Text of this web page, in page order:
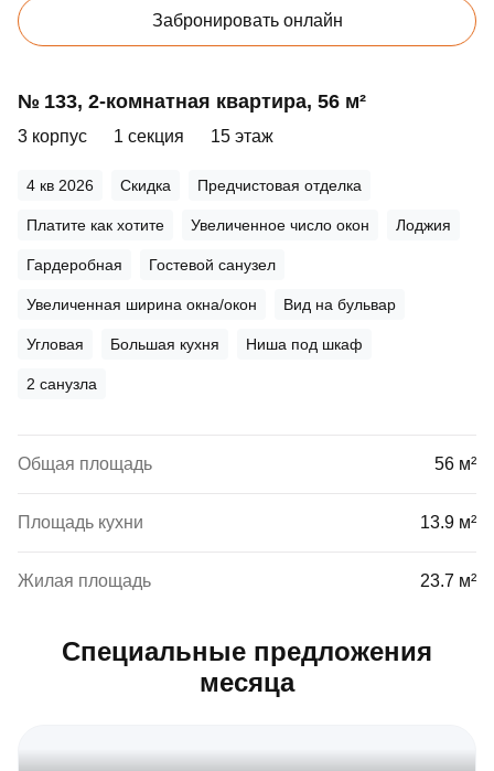
Забронировать онлайн
№ 133, 2‑комнатная квартира, 56 м²
3 корпус 1 секция 15 этаж
4 кв 2026 Скидка Предчистовая отделка
Платите как хотите Увеличенное число окон Лоджия
Гардеробная Гостевой санузел
Увеличенная ширина окна/окон Вид на бульвар
Угловая Большая кухня Ниша под шкаф
2 санузла
Общая площадь 56 м²
Площадь кухни 13.9 м²
Жилая площадь 23.7 м²
Специальные предложения
месяца